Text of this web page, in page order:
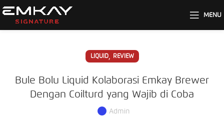
MENU
LIQUID, REVIEW
Bule Bolu Liquid Kolaborasi Emkay Brewer
Dengan Coilturd yang Wajib di Coba
Admin